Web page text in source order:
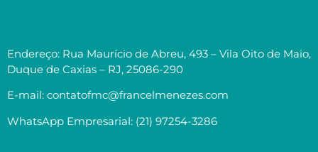
Endereço: Rua Maurício de Abreu, 493 – Vila Oito de Maio,
Duque de Caxias – RJ, 25086-290
E-mail: contatofmc@francelmenezes.com
WhatsApp Empresarial: (21) 97254-3286